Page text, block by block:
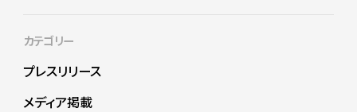
カテゴリー
プレスリリース
メディア掲載